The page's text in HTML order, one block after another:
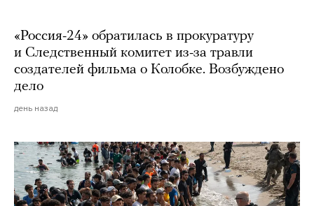
«Россия-24» обратилась в прокуратуру
и Следственный комитет из-за травли
создателей фильма о Колобке. Возбуждено
дело
день назад